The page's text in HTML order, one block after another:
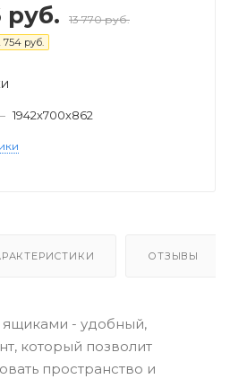
руб. 13 770 руб.
754 руб.
1942х700х862
ОТЗЫВЫ
ящиками - удобный,
который позволит
пространство и